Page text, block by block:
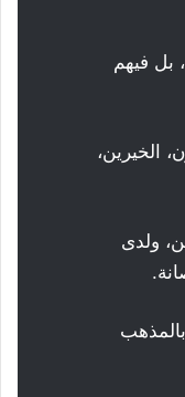
بل فيهم
الخيرين،
ولدى